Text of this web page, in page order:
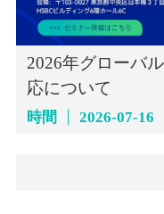
2026年グローバ
応について
時間 2026-07-16